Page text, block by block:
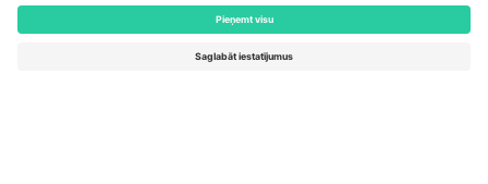
Newark, Delaware 19713, United
States
Engelberg, Switzerland